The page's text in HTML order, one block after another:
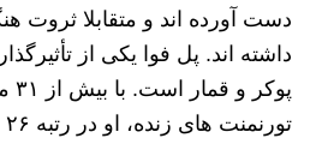
دست آورده اند و متقابلا ثروت
داشته اند. پل فوا یکی از